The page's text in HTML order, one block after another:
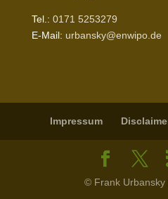
Tel.: 0171 5253279
E‑Mail: urbansky@​enwipo.​de
Impressum
© Frank Urbansky